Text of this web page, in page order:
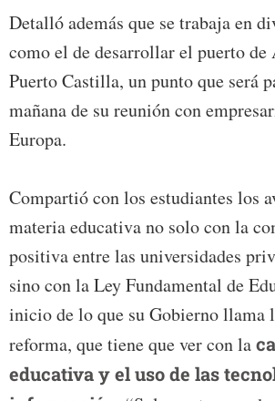
Detalló además que se trabaja en
como el de desarrollar el puerto de
Puerto Castilla, un punto que será
mañana de su reunión con
Europa.
Compartió con los estudiantes los
materia educativa no solo con la
positiva entre las universidades
sino con la Ley Fundamental de
inicio de lo que su Gobierno llama
reforma, que tiene que ver con la
educativa y el uso de las